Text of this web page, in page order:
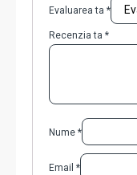
Evaluarea ta *
Recenzia ta *
Nume *
Email *